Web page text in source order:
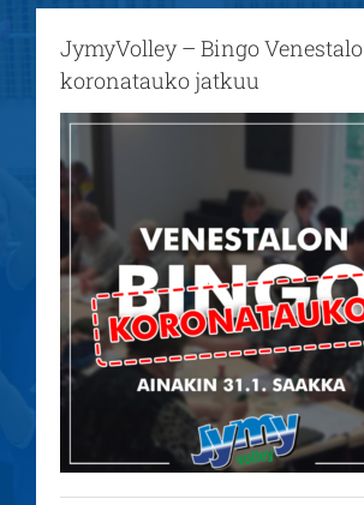
JymyVolley – Bingo Venestalo
koronatauko jatkuu